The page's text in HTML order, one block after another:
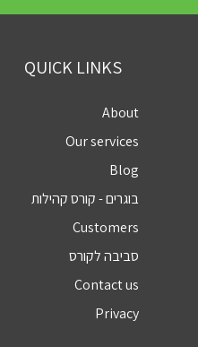
QUICK LINKS
About
Our services
Blog
בוגרים - קורס קהילות
Customers
סביבה לקורס
Contact us
Privacy